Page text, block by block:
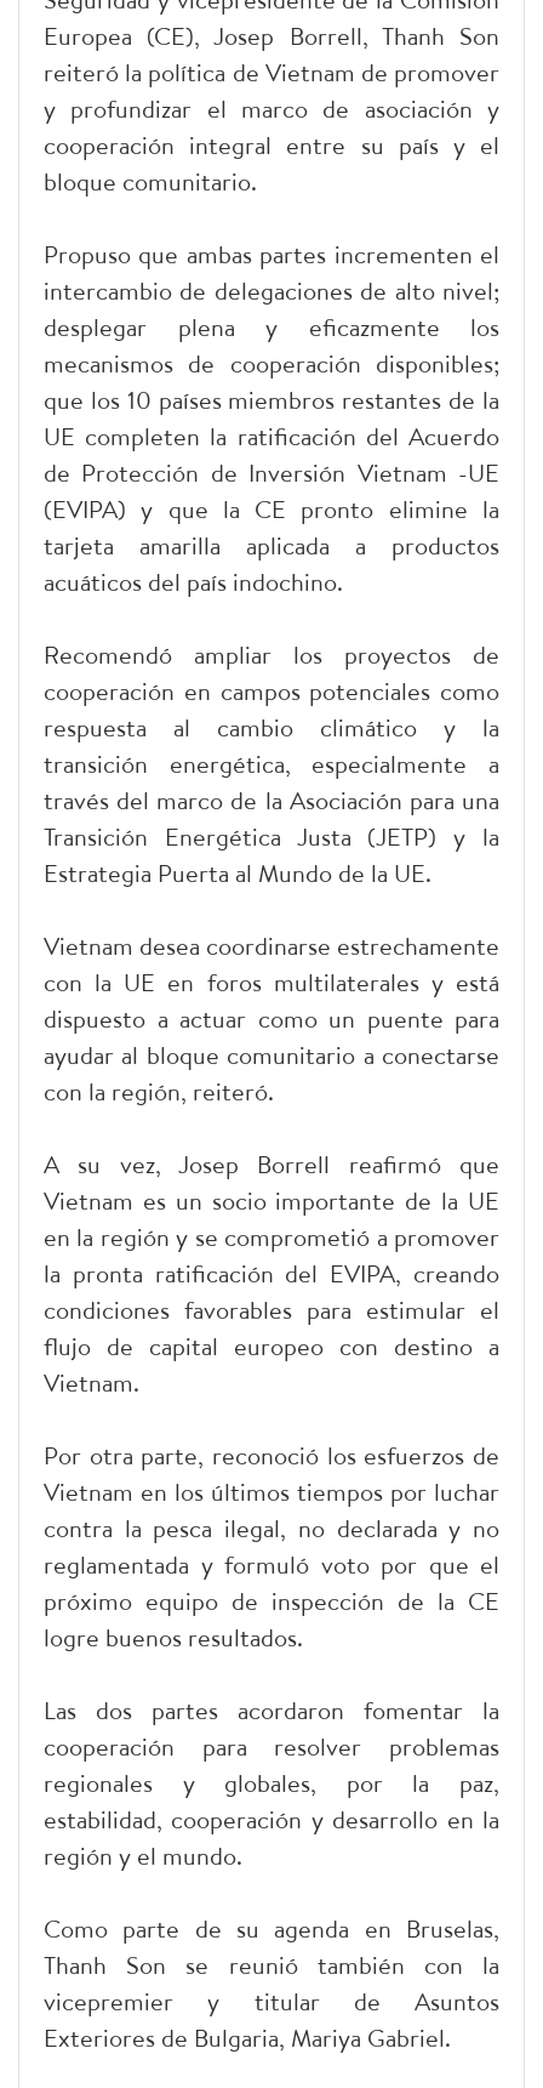
Europea (CE), Josep Borrell, Thanh Son
reiteró la política de Vietnam de promover
y profundizar el marco de asociación y
cooperación integral entre su país y el
bloque comunitario.
Propuso que ambas partes incrementen el
intercambio de delegaciones de alto nivel;
desplegar plena y eficazmente los
mecanismos de cooperación disponibles;
que los 10 países miembros restantes de la
UE completen la ratificación del Acuerdo
de Protección de Inversión Vietnam -UE
(EVIPA) y que la CE pronto elimine la
tarjeta amarilla aplicada a productos
acuáticos del país indochino.
Recomendó ampliar los proyectos de
cooperación en campos potenciales como
respuesta al cambio climático y la
transición energética, especialmente a
través del marco de la Asociación para una
Transición Energética Justa (JETP) y la
Estrategia Puerta al Mundo de la UE.
Vietnam desea coordinarse estrechamente
con la UE en foros multilaterales y está
dispuesto a actuar como un puente para
ayudar al bloque comunitario a conectarse
con la región, reiteró.
A su vez, Josep Borrell reafirmó que
Vietnam es un socio importante de la UE
en la región y se comprometió a promover
la pronta ratificación del EVIPA, creando
condiciones favorables para estimular el
flujo de capital europeo con destino a
Vietnam.
Por otra parte, reconoció los esfuerzos de
Vietnam en los últimos tiempos por luchar
contra la pesca ilegal, no declarada y no
reglamentada y formuló voto por que el
próximo equipo de inspección de la CE
logre buenos resultados.
Las dos partes acordaron fomentar la
cooperación para resolver problemas
regionales y globales, por la paz,
estabilidad, cooperación y desarrollo en la
región y el mundo.
Como parte de su agenda en Bruselas,
Thanh Son se reunió también con la
vicepremier y titular de Asuntos
Exteriores de Bulgaria, Mariya Gabriel.